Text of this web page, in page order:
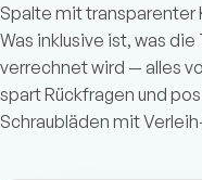
Spalte mit transparenter
Was inklusive ist, was
verrechnet wird — alles
spart Rückfragen und
Schraubläden mit